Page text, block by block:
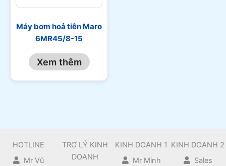
Máy bơm hoả tiễn Maro
6MR45/8-15
Xem thêm
HOTLINE
Mr Vũ
TRỢ LÝ KINH
DOANH
KINH DOANH 1
Mr Minh
KINH DOANH 2
Sales